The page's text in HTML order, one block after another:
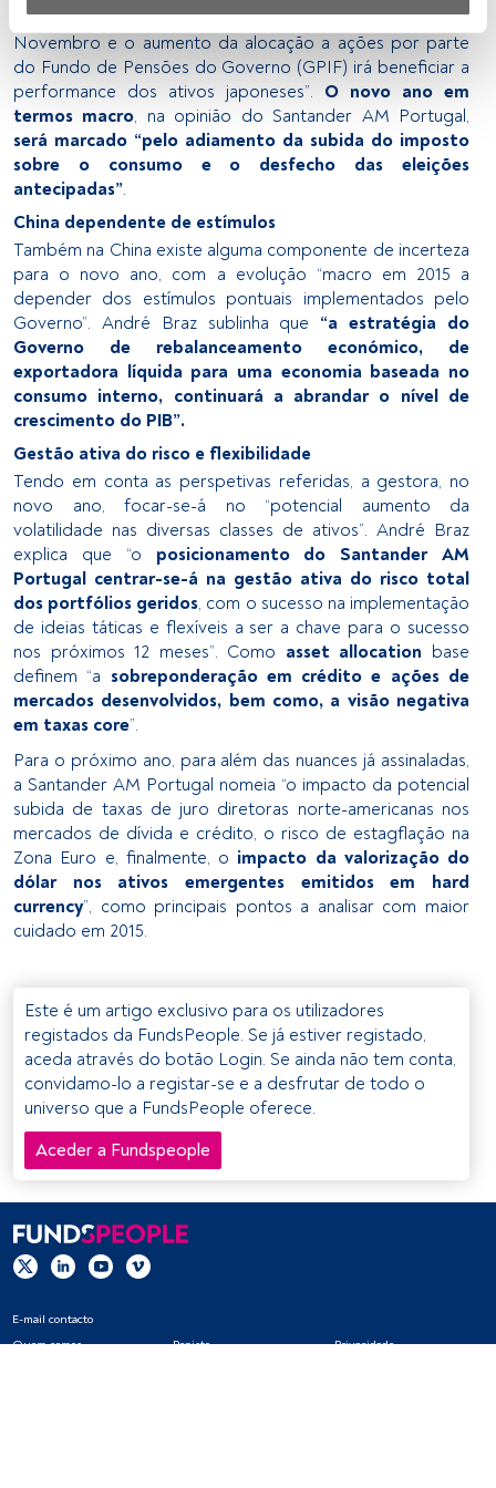
fornecer:
Utilizar dados de localização geográfica precisa. Analisar
ativamente as características do dispositivo para sua
identificação. Armazenar as informações num dispositivo
e/ou aceder às mesmas. Publicidade e conteúdo
personalizados, medição de publicidade e conteúdo,
pesquisa de audiência e desenvolvimento de serviços.
Lista de parceiros (fornecedores)
pelo mercado, a expansão do mesmo no mês de
Novembro e o aumento da alocação a ações por parte
do Fundo de Pensões do Governo (GPIF) irá beneficiar a
performance dos ativos japoneses”. O novo ano em
termos macro, na opinião do Santander AM Portugal,
será marcado “pelo adiamento da subida do imposto
sobre o consumo e o desfecho das eleições
antecipadas”.
China dependente de estímulos
Também na China existe alguma componente de incerteza
para o novo ano, com a evolução “macro em 2015 a
depender dos estímulos pontuais implementados pelo
Governo”. André Braz sublinha que “a estratégia do
Governo de rebalanceamento económico, de
exportadora líquida para uma economia baseada no
consumo interno, continuará a abrandar o nível de
crescimento do PIB”.
Gestão ativa do risco e flexibilidade
Tendo em conta as perspetivas referidas, a gestora, no
novo ano, focar-se-á no “potencial aumento da
volatilidade nas diversas classes de ativos”. André Braz
explica que “o posicionamento do Santander AM
Portugal centrar-se-á na gestão ativa do risco total
dos portfólios geridos, com o sucesso na implementação
de ideias táticas e flexíveis a ser a chave para o sucesso
nos próximos 12 meses”. Como asset allocation base
definem “a sobreponderação em crédito e ações de
mercados desenvolvidos, bem como, a visão negativa
em taxas core”.
Para o próximo ano, para além das nuances já assinaladas,
a Santander AM Portugal nomeia “o impacto da potencial
subida de taxas de juro diretoras norte-americanas nos
mercados de dívida e crédito, o risco de estagflação na
Zona Euro e, finalmente, o impacto da valorização do
dólar nos ativos emergentes emitidos em hard
currency”, como principais pontos a analisar com maior
cuidado em 2015.
Este é um artigo exclusivo para os utilizadores
registados da FundsPeople. Se já estiver registado,
aceda através do botão Login. Se ainda não tem conta,
convidamo-lo a registar-se e a desfrutar de todo o
universo que a FundsPeople oferece.
Aceder a Fundspeople
E-mail contacto
Quem somos
Registo
Privacidade